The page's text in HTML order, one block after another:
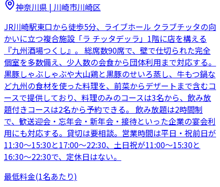
神奈川県 | 川崎市川崎区
JR川崎駅東口から徒歩5分、ライブホール クラブチッタの向
かいに立つ複合施設「ラ チッタデッラ」1階に店を構える
『九州酒場つくし』。 総席数90席で、壁で仕切られた完全
個室を多数備え、少人数の会食から団体利用まで対応する。
黒豚しゃぶしゃぶや大山鶏と黒豚のせいろ蒸し、牛もつ鍋な
ど九州の食材を使った料理を、前菜からデザートまで含むコ
ースで提供しており、料理のみのコースは3名から、飲み放
題付きコースは2名から予約できる。 飲み放題は2時間制
で、歓送迎会・忘年会・新年会・接待といった企業の宴会利
用にも対応する。貸切は要相談。営業時間は平日・祝前日が
11:30〜15:30と17:00〜22:30、土日祝が11:00〜15:30と
16:30〜22:30で、定休日はない。
最低料金(1名あたり)